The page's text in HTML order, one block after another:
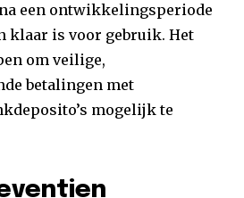
een ontwikkelingsperiode
klaar is voor gebruik. Het
om veilige,
betalingen met
mogelijk te